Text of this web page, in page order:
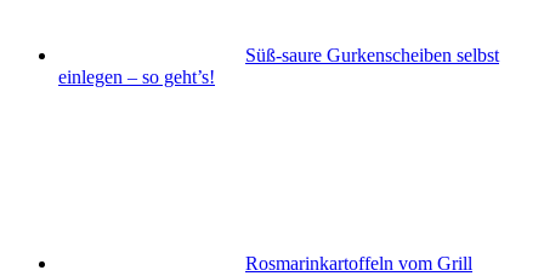
Süß-saure Gurkenscheiben selbst
einlegen – so geht’s!
Rosmarinkartoffeln vom Grill